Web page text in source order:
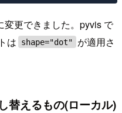
変更できました。pyvis で
は
shape="dot"
が適用さ
替えるもの(ローカル)